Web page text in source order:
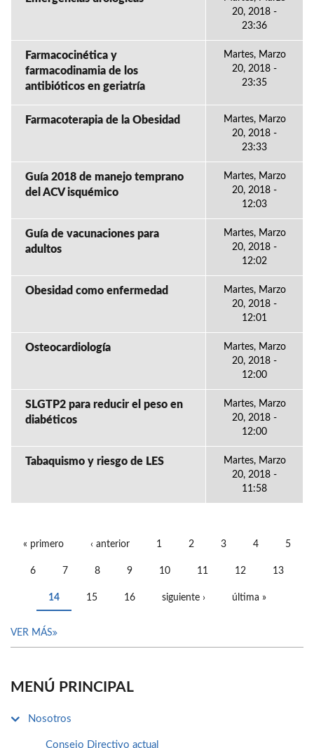
20, 2018 -
23:36
Farmacocinética y
farmacodinamia de los
antibióticos en geriatría
Martes, Marzo
20, 2018 -
23:35
Farmacoterapia de la Obesidad
Martes, Marzo
20, 2018 -
23:33
Guía 2018 de manejo temprano
del ACV isquémico
Martes, Marzo
20, 2018 -
12:03
Guía de vacunaciones para
adultos
Martes, Marzo
20, 2018 -
12:02
Obesidad como enfermedad
Martes, Marzo
20, 2018 -
12:01
Osteocardiología
Martes, Marzo
20, 2018 -
12:00
SLGTP2 para reducir el peso en
diabéticos
Martes, Marzo
20, 2018 -
12:00
Tabaquismo y riesgo de LES
Martes, Marzo
20, 2018 -
11:58
« primero ‹ anterior 1 2 3 4 5
6 7 8 9 10 11 12 13
14 15 16 siguiente › última »
VER MÁS
MENÚ PRINCIPAL
Nosotros
Consejo Directivo actual